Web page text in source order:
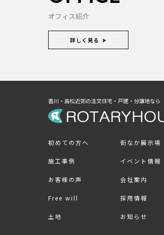
オフィス紹介
詳しく見る
香川・高松近郊の注文住宅・戸建・分譲地なら
初めての方へ
施工事例
お客様の声
Free will
土地
街なか展示場
イベント情報
会社案内
採用情報
お知らせ